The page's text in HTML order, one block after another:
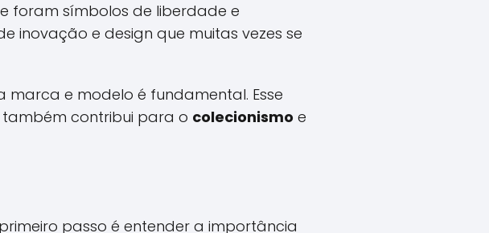
foram símbolos de liberdade e
inovação e design que muitas vezes se
e modelo é fundamental. Esse
também contribui para o colecionismo e
passo é entender a importância